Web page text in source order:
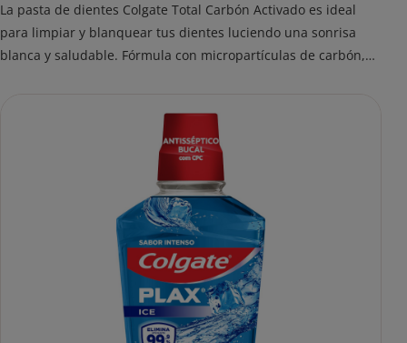
La pasta de dientes Colgate Total Carbón Activado es ideal
para limpiar y blanquear tus dientes luciendo una sonrisa
blanca y saludable. Fórmula con micropartículas de carbón,
¿Qué hace el carbón activado en una pasta dental y por qué
se usa para ayudar a remover manchas superficiales?
También encontrarás cómo incluirla en tu rutina, en casa o de
viaje, con tips de cepillado para una sonrisa sana.